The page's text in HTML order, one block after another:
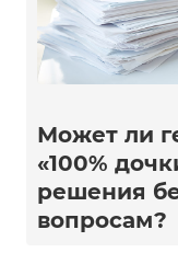
Может ли
«100%
решения
вопросам?